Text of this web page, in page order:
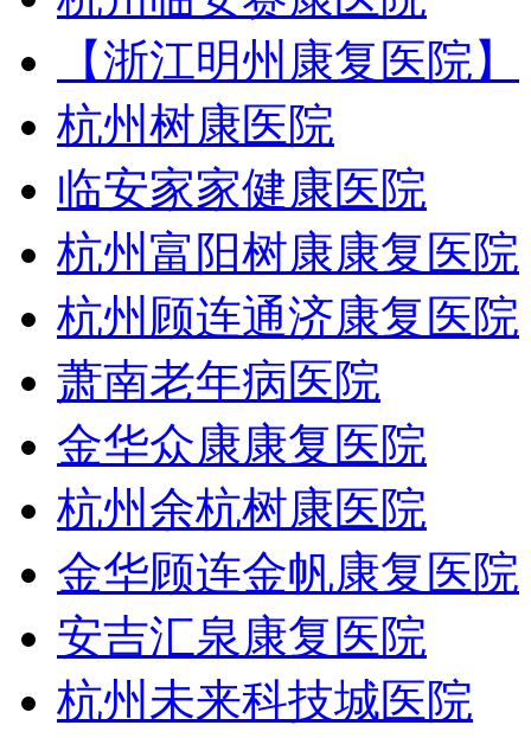
【浙江明州康复医院】
杭州树康医院
临安家家健康医院
杭州富阳树康康复医院
杭州顾连通济康复医院
萧南老年病医院
金华众康康复医院
杭州余杭树康医院
金华顾连金帆康复医院
安吉汇泉康复医院
杭州未来科技城医院